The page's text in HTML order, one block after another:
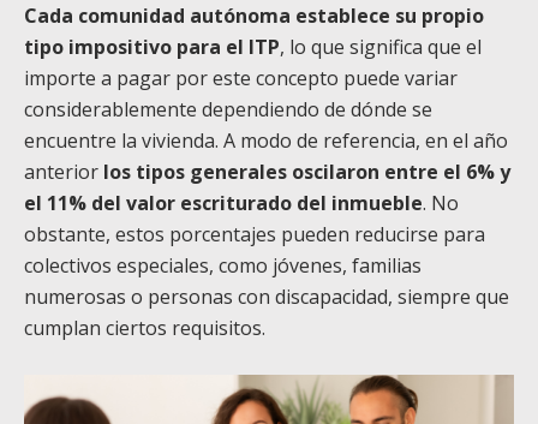
Cada comunidad autónoma establece su propio
tipo impositivo para el ITP, lo que significa que el
importe a pagar por este concepto puede variar
considerablemente dependiendo de dónde se
encuentre la vivienda. A modo de referencia, en el año
anterior los tipos generales oscilaron entre el 6% y
el 11% del valor escriturado del inmueble. No
obstante, estos porcentajes pueden reducirse para
colectivos especiales, como jóvenes, familias
numerosas o personas con discapacidad, siempre que
cumplan ciertos requisitos.